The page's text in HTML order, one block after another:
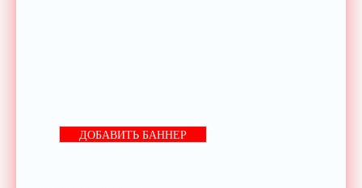
ДОБАВИТЬ БАННЕР